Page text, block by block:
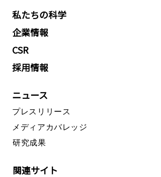
私たちの科学
企業情報
CSR
採用情報
ニュース
プレスリリース
メディアカバレッジ
研究成果
関連サイト